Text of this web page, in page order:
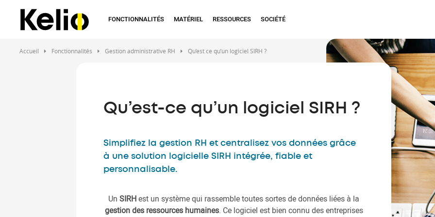
contenu
FONCTIONNALITÉS MATÉRIEL RESSOURCES SOCIÉTÉ
Accueil Fonctionnalités Gestion administrative RH Qu’est ce qu’un logiciel SIRH ?
Qu’est-ce qu’un logiciel SIRH ?
Simplifiez la gestion RH et centralisez vos données grâce
à une solution logicielle SIRH intégrée, fiable et
personnalisable.
UnSIRHest un système qui rassemble toutes sortes de données liées à la
gestion des ressources humaines. Ce logiciel est bien connu des entreprises